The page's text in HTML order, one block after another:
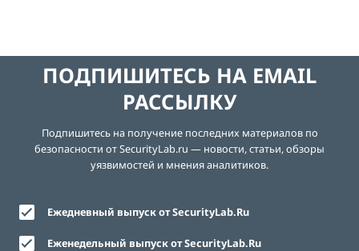
ПОДПИШИТЕСЬ НА EMAIL
РАССЫЛКУ
Подпишитесь на получение последних материалов по
безопасности от SecurityLab.ru — новости, статьи, обзоры
уязвимостей и мнения аналитиков.
Ежедневный выпуск от SecurityLab.Ru
Еженедельный выпуск от SecurityLab.Ru